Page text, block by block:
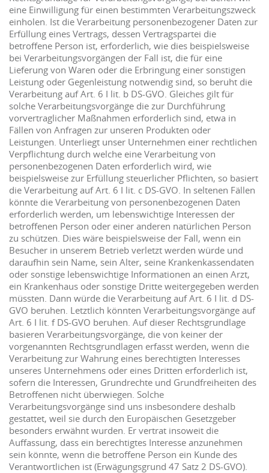
eine Einwilligung für einen bestimmten Verarbeitungszweck
einholen. Ist die Verarbeitung personenbezogener Daten zur
Erfüllung eines Vertrags, dessen Vertragspartei die
betroffene Person ist, erforderlich, wie dies beispielsweise
bei Verarbeitungsvorgängen der Fall ist, die für eine
Lieferung von Waren oder die Erbringung einer sonstigen
Leistung oder Gegenleistung notwendig sind, so beruht die
Verarbeitung auf Art. 6 I lit. b DS-GVO. Gleiches gilt für
solche Verarbeitungsvorgänge die zur Durchführung
vorvertraglicher Maßnahmen erforderlich sind, etwa in
Fällen von Anfragen zur unseren Produkten oder
Leistungen. Unterliegt unser Unternehmen einer rechtlichen
Verpflichtung durch welche eine Verarbeitung von
personenbezogenen Daten erforderlich wird, wie
beispielsweise zur Erfüllung steuerlicher Pflichten, so basiert
die Verarbeitung auf Art. 6 I lit. c DS-GVO. In seltenen Fällen
könnte die Verarbeitung von personenbezogenen Daten
erforderlich werden, um lebenswichtige Interessen der
betroffenen Person oder einer anderen natürlichen Person
zu schützen. Dies wäre beispielsweise der Fall, wenn ein
Besucher in unserem Betrieb verletzt werden würde und
daraufhin sein Name, sein Alter, seine Krankenkassendaten
oder sonstige lebenswichtige Informationen an einen Arzt,
ein Krankenhaus oder sonstige Dritte weitergegeben werden
müssten. Dann würde die Verarbeitung auf Art. 6 I lit. d DS-
GVO beruhen. Letztlich könnten Verarbeitungsvorgänge auf
Art. 6 I lit. f DS-GVO beruhen. Auf dieser Rechtsgrundlage
basieren Verarbeitungsvorgänge, die von keiner der
vorgenannten Rechtsgrundlagen erfasst werden, wenn die
Verarbeitung zur Wahrung eines berechtigten Interesses
unseres Unternehmens oder eines Dritten erforderlich ist,
sofern die Interessen, Grundrechte und Grundfreiheiten des
Betroffenen nicht überwiegen. Solche
Verarbeitungsvorgänge sind uns insbesondere deshalb
gestattet, weil sie durch den Europäischen Gesetzgeber
besonders erwähnt wurden. Er vertrat insoweit die
Auffassung, dass ein berechtigtes Interesse anzunehmen
sein könnte, wenn die betroffene Person ein Kunde des
Verantwortlichen ist (Erwägungsgrund 47 Satz 2 DS-GVO).